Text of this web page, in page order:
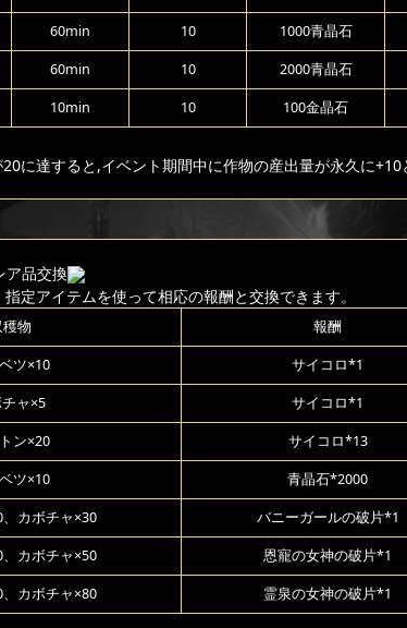
60min 10 1000青晶石
60min 10 2000青晶石
10min 10 100金晶石
に達すると,イベント期間中に作物の産出量が永久に+10
品交換
定アイテムを使って相応の報酬と交換できます。
穫物 報酬
ツ×10 サイコロ*1
ャ×5 サイコロ*1
ン×20 サイコロ*13
ツ×10 青晶石*2000
カボチャ×30 バニーガールの破片*1
カボチャ×50 恩寵の女神の破片*1
カボチャ×80 霊泉の女神の破片*1